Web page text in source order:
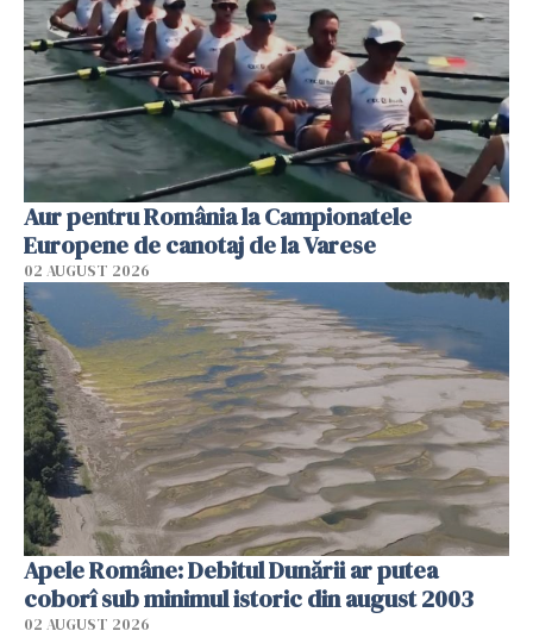
Aur pentru România la Campionatele
Europene de canotaj de la Varese
02 AUGUST 2026
Apele Române: Debitul Dunării ar putea
coborî sub minimul istoric din august 2003
02 AUGUST 2026